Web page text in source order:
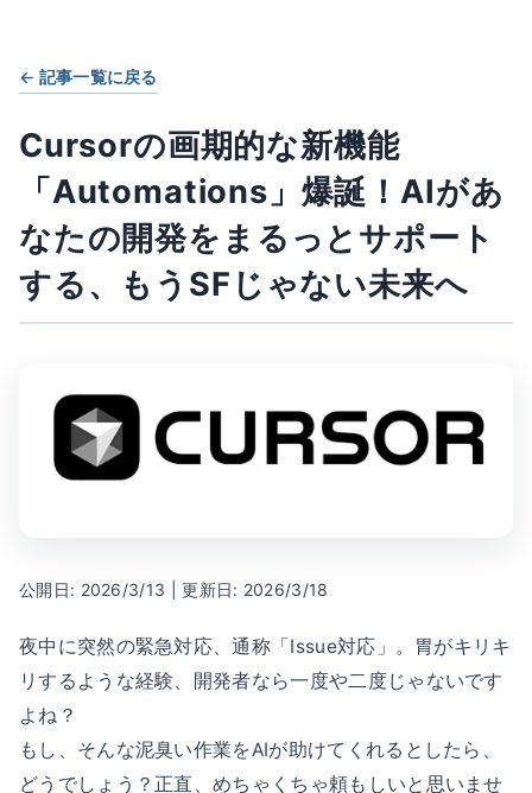
← 記事一覧に戻る
Cursorの画期的な新機能
「Automations」爆誕！AIがあ
なたの開発をまるっとサポート
する、もうSFじゃない未来へ
公開日: 2026/3/13 | 更新日: 2026/3/18
夜中に突然の緊急対応、通称「Issue対応」。胃がキリキ
リするような経験、開発者なら一度や二度じゃないです
よね？
もし、そんな泥臭い作業をAIが助けてくれるとしたら、
どうでしょう？正直、めちゃくちゃ頼もしいと思いませ